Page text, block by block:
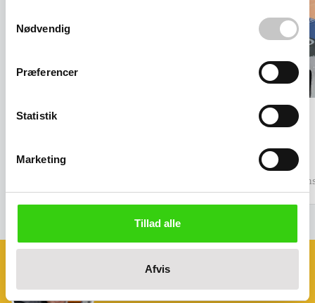
Nødvendig
Præferencer
Statistik
Marketing
Tillad alle
Afvis
Salgspris
2.286,00 kr Salgspris
250,00 kr
inkl.
Ønsker du at se eller prøve nogle af
vores produkter?